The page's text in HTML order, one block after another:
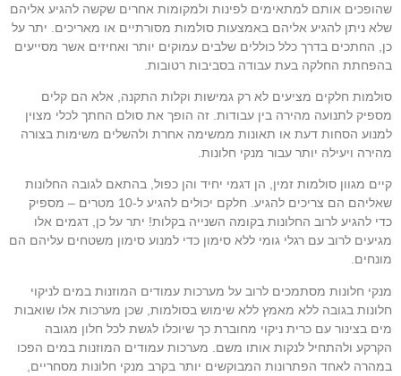
שהופכים אותם למתאימים לפינות ולמקומות אחרים שקשה להגיע אליהם
שלא ניתן להגיע אליהם באמצעות סולמות מסורתיים או מאריכים. יתר על
כן, החתכים בדרך כלל כוללים שלבים עמוקים יותר ואחיזים אשר מסייעים
בהפחתת החלקה בעת עבודה בסביבות רטובות.
סולמות חלקים מציעים לא רק גמישות וקלות התקנה, אלא הם קלים
מספיק לתנועה מהירה בין עבודות. זה הופך את סולם החתך לכלי מצוין
למנוע הסחות דעת או תאונות ממשימה אחרת ולהשלים משימות בצורה
מהירה ויעילה יותר עבור מנקי חלונות.
קיים מגוון סולמות זמין, הן דגמי יחיד והן כפול, בהתאם לגובה החלונות
שאליהם הם צריכים להגיע. חלקם יכולים להגיע ל-10 מטרים – מספיק
כדי להגיע לרוב החלונות בקומה השנייה בקלות! יתר על כן, דגמים אלו
מגיעים לרוב עם רגלי גומי ללא סימון כדי למנוע סימון משטחים עליהם הם
מונחים.
מנקי חלונות מסתמכים לרוב על מערכות עמודים המוזנות במים לניקוי
חלונות בגובה ללא מאמץ ללא שימוש בסולמות, שכן מערכות אלו שואבות
מים בצינור עם כרית ניקוי מחוברת כך שיוכלו לגשת לכל חלון מגובה
הקרקע ולהתחיל לנקות אותו משם. מערכות עמודים המוזנות במים הפכו
במהרה לאחד הפתרונות המבוקשים יותר בקרב מנקי חלונות מסחריים,